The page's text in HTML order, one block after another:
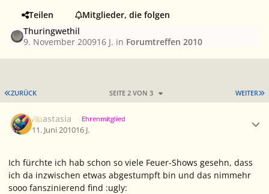
Teilen
Mitglieder, die folgen
Thuringwethil
9. November 200916 J. in Forumtreffen 2010
ERSTE SEITE
ZURÜCK WEITER
SEITE 2 VON 3
Anastasia Ehrenmitglied
11. Juni 201016 J.
Ich fürchte ich hab schon so viele Feuer-Shows gesehn, dass
ich da inzwischen etwas abgestumpft bin und das nimmehr
sooo fanszinierend find :ugly: